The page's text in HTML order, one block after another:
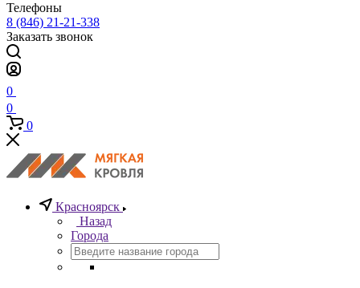
Телефоны
8 (846) 21-21-338
Заказать звонок
0
0
0
Красноярск
Назад
Города